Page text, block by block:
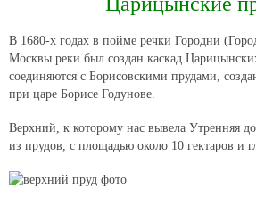
В 1680-х годах в пойме речки Городни
Москвы реки был создан каскад
соединяются с Борисовскими прудами,
при царе Борисе Годунове.
Верхний, к которому нас вывела Утренняя
из прудов, с площадью около 10 гектаров и